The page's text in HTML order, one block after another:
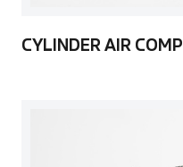
CYLINDER AIR